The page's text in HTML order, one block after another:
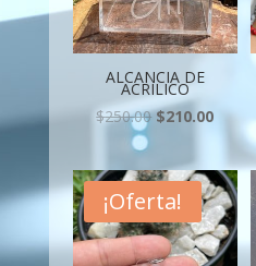
ALCANCIA DE
ACRILICO
$250.00 $210.00
¡Oferta!